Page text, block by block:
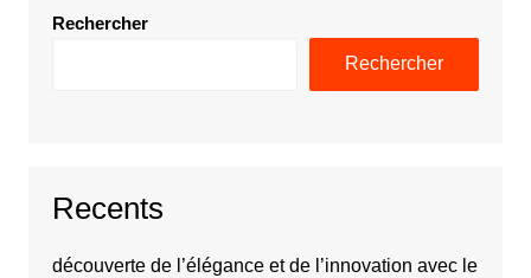
Rechercher
Rechercher
Recents
découverte de l’élégance et de l’innovation avec le